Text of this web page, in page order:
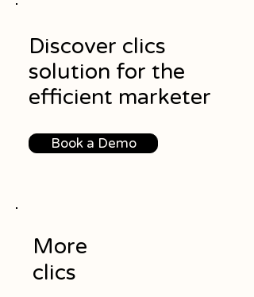
Discover clics
solution for the
efficient marketer
Book a Demo
More
clics